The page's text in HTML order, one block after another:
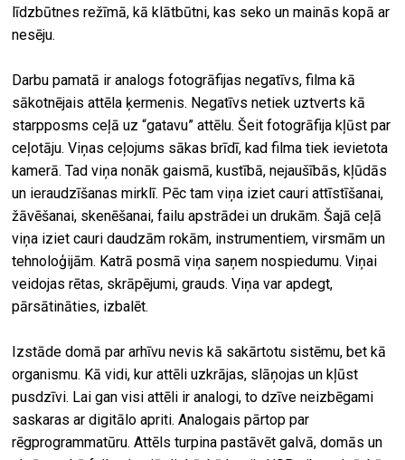
līdzbūtnes režīmā, kā klātbūtni, kas seko un mainās kopā ar
nesēju.
Darbu pamatā ir analogs fotogrāfijas negatīvs, filma kā
sākotnējais attēla ķermenis. Negatīvs netiek uztverts kā
starpposms ceļā uz “gatavu” attēlu. Šeit fotogrāfija kļūst par
ceļotāju. Viņas ceļojums sākas brīdī, kad filma tiek ievietota
kamerā. Tad viņa nonāk gaismā, kustībā, nejaušībās, kļūdās
un ieraudzīšanas mirklī. Pēc tam viņa iziet cauri attīstīšanai,
žāvēšanai, skenēšanai, failu apstrādei un drukām. Šajā ceļā
viņa iziet cauri daudzām rokām, instrumentiem, virsmām un
tehnoloģijām. Katrā posmā viņa saņem nospiedumu. Viņai
veidojas rētas, skrāpējumi, grauds. Viņa var apdegt,
pārsātināties, izbalēt.
Izstāde domā par arhīvu nevis kā sakārtotu sistēmu, bet kā
organismu. Kā vidi, kur attēli uzkrājas, slāņojas un kļūst
pusdzīvi. Lai gan visi attēli ir analogi, to dzīve neizbēgami
saskaras ar digitālo apriti. Analogais pārtop par
rēgprogrammatūru. Attēls turpina pastāvēt galvā, domās un